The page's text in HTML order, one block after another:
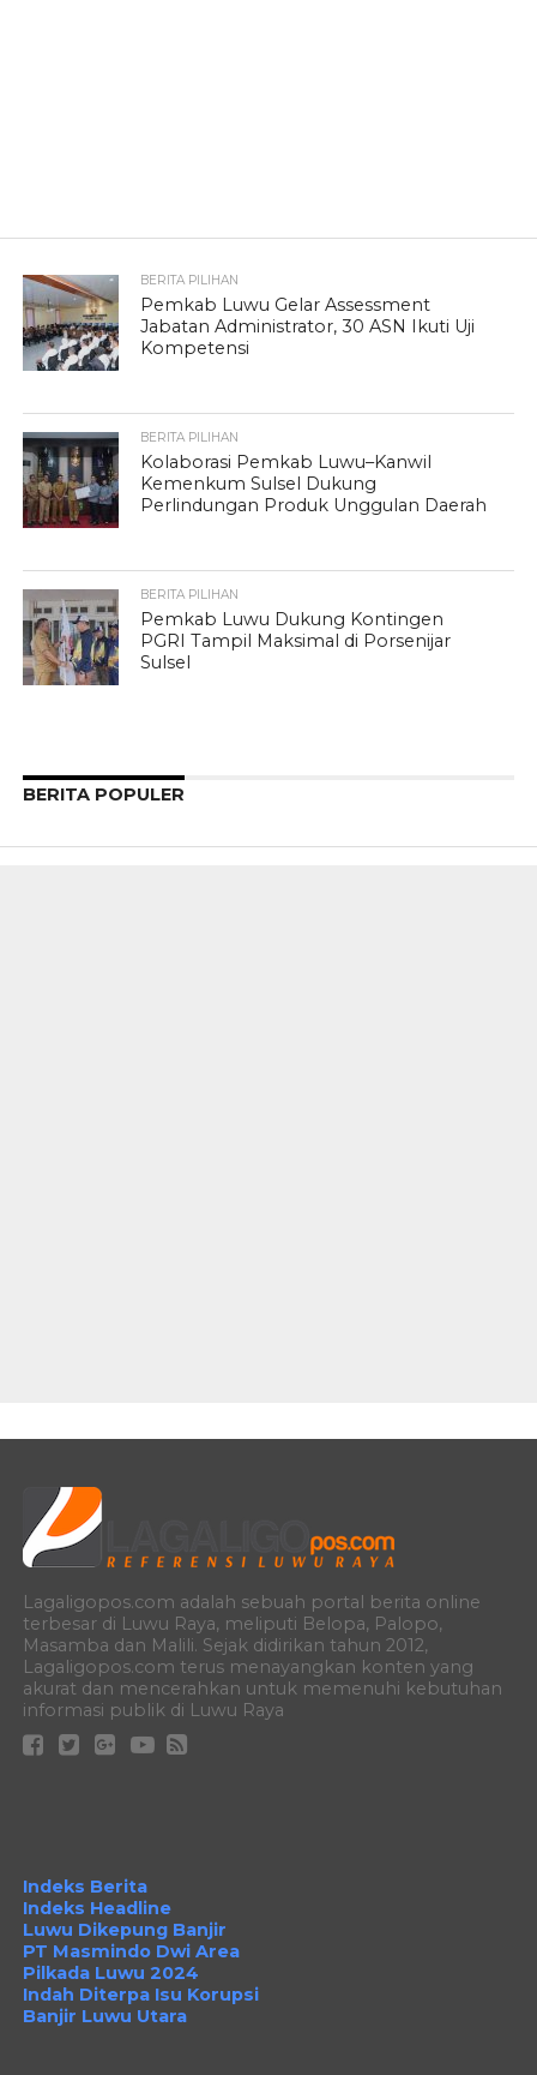
BERITA PILIHAN
Pemkab Luwu Gelar Assessment
Jabatan Administrator, 30 ASN Ikuti Uji
Kompetensi
BERITA PILIHAN
Kolaborasi Pemkab Luwu–Kanwil
Kemenkum Sulsel Dukung
Perlindungan Produk Unggulan Daerah
BERITA PILIHAN
Pemkab Luwu Dukung Kontingen
PGRI Tampil Maksimal di Porsenijar
Sulsel
BERITA POPULER
Lagaligopos.com adalah sebuah portal berita online
terbesar di Luwu Raya, meliputi Belopa, Palopo,
Masamba dan Malili. Sejak didirikan tahun 2012,
Lagaligopos.com terus menayangkan konten yang
akurat dan mencerahkan untuk memenuhi kebutuhan
informasi publik di Luwu Raya
Indeks Berita
Indeks Headline
Luwu Dikepung Banjir
PT Masmindo Dwi Area
Pilkada Luwu 2024
Indah Diterpa Isu Korupsi
Banjir Luwu Utara